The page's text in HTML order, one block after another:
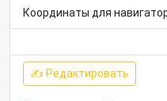
Координаты для
✍ Редактировать